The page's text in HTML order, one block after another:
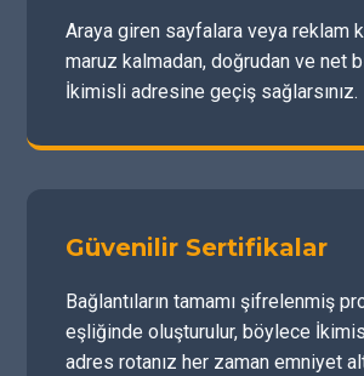
Araya giren sayfalara veya reklam
maruz kalmadan, doğrudan ve net
İkimisli adresine geçiş sağlarsınız.
Güvenilir Sertifikalar
Bağlantıların tamamı şifrelenmiş
eşliğinde oluşturulur, böylece
adres rotanız her zaman emniyet